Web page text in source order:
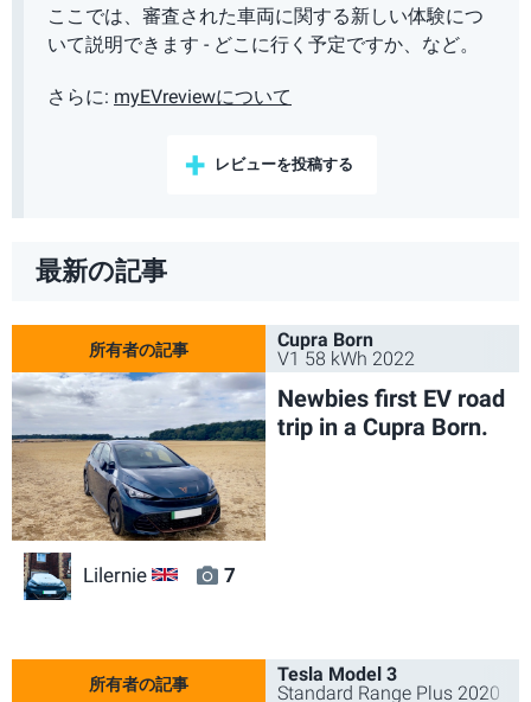
ここでは、審査された車両に関する新しい体験につ
いて説明できます - どこに行く予定ですか、など。
さらに: myEVreviewについて
レビューを投稿する
最新の記事
Cupra Born
V1 58 kWh 2022
Newbies first EV road
trip in a Cupra Born.
Lilernie GB 7
Tesla Model 3
Standard Range Plus 2020